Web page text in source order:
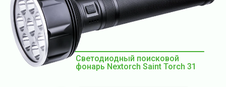
Светодиодный поисковой
фонарь Nextorch Saint Torch 31